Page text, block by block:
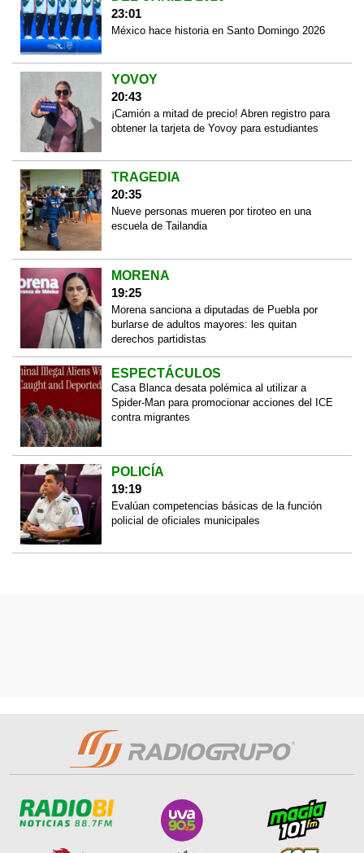
23:01
México hace historia en Santo Domingo 2026
YOVOY
20:43
¡Camión a mitad de precio! Abren registro para
obtener la tarjeta de Yovoy para estudiantes
TRAGEDIA
20:35
Nueve personas mueren por tiroteo en una
escuela de Tailandia
MORENA
19:25
Morena sanciona a diputadas de Puebla por
burlarse de adultos mayores: les quitan
derechos partidistas
ESPECTÁCULOS
Casa Blanca desata polémica al utilizar a
Spider-Man para promocionar acciones del ICE
contra migrantes
POLICÍA
19:19
Evalúan competencias básicas de la función
policial de oficiales municipales